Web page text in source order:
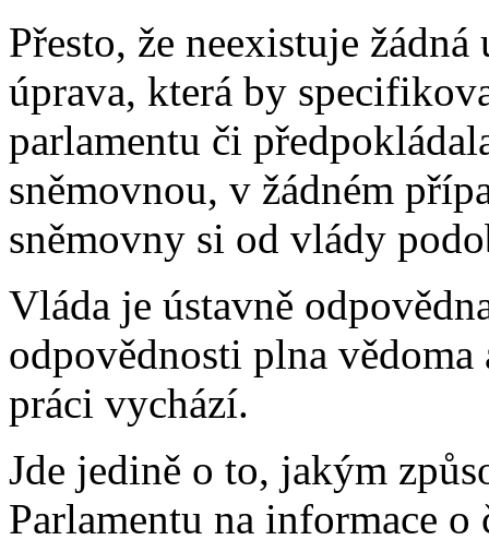
Přesto, že neexistuje
úprava, která by
parlamentu či
sněmovnou, v žádném
sněmovny si od vlády
Vláda je ústavně
odpovědnosti plna
práci vychází.
Jde jedině o to, jakým
Parlamentu na informace